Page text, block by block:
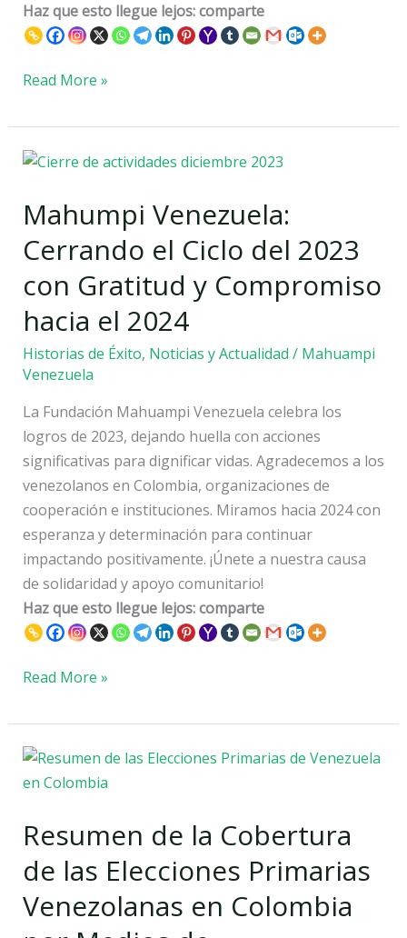
Haz que esto llegue lejos: comparte
Read More »
Mahumpi Venezuela:
Cerrando el Ciclo del 2023
con Gratitud y Compromiso
hacia el 2024
Historias de Éxito, Noticias y Actualidad / Mahuampi
Venezuela
La Fundación Mahuampi Venezuela celebra los
logros de 2023, dejando huella con acciones
significativas para dignificar vidas. Agradecemos a los
venezolanos en Colombia, organizaciones de
cooperación e instituciones. Miramos hacia 2024 con
esperanza y determinación para continuar
impactando positivamente. ¡Únete a nuestra causa
de solidaridad y apoyo comunitario!
Haz que esto llegue lejos: comparte
Mahumpi
Cerrando
Ciclo
del
2023
con
Gratitud
y
Compromiso
hacia
el
2024
Read More »
Resumen de la Cobertura
de las Elecciones Primarias
Venezolanas en Colombia
Resumen
de
Cobertura
las
Elecciones
Primarias